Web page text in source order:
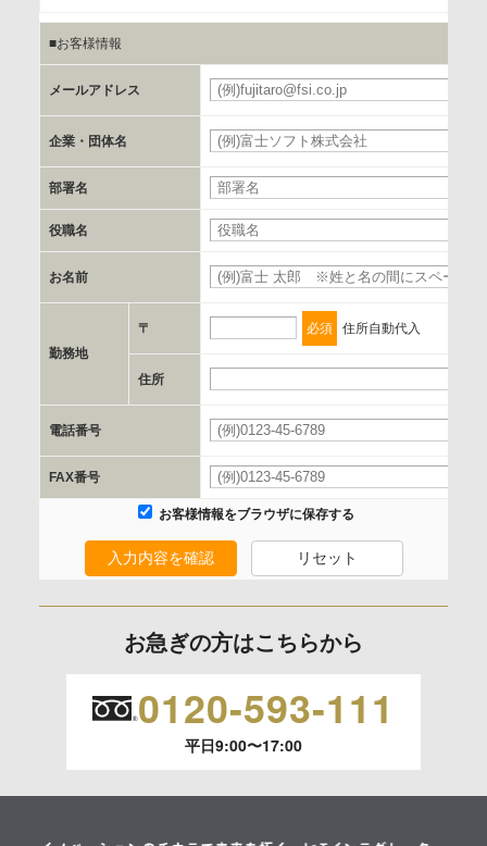
お客様のご氏名、フリガナ、企業・団体名、部署名、役職、
郵便番号、住所、電話番号、FAX番号、メールアドレス
c.第三者への提供の手段または手法
書類の送付又は電子的な方法
d.提供先および管理者
当社とイベント/セミナーを共同で開催する企業/団体
e.個人情報取り扱いに関する契約
当社と当該企業/団体とは、個人情報取扱に関する覚書の締結
を行います。
委託の有無
利用目的の通知、開示、内容の訂正、追加または削除、利用
います。）に応じます。
開示等のご請求は、下記お問い合わせ先窓口へご連絡願いま
す。
■お客様情報
メールアドレス
企業・団体名
部署名
役職名
お名前
勤務地
〒 必須 住所自動代入
住所
電話番号
FAX番号
お客様情報をブラウザに保存する
入力内容を確認 リセット
お急ぎの方はこちらから
0120-593-111
平日9:00〜17:00